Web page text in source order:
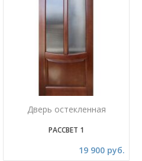
Дверь остекленная
РАССВЕТ 1
19 900 руб.